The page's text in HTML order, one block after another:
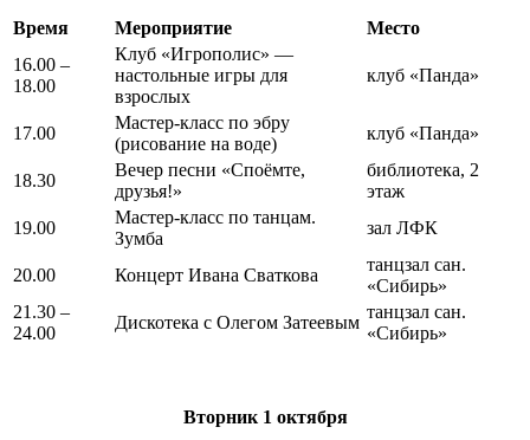
Время Мероприятие
Место
16.00 –
18.00
Клуб «Игрополис» —
настольные игры для
взрослых
клуб «Панда»
17.00
Мастер-класс по эбру
(рисование на воде)
клуб «Панда»
18.30
Вечер песни «Споёмте,
друзья!»
библиотека, 2
этаж
19.00
Мастер-класс по танцам.
Зумба
зал ЛФК
20.00 Концерт Ивана Сваткова
танцзал сан.
«Сибирь»
21.30 –
24.00
Дискотека с Олегом Затеевым
танцзал сан.
«Сибирь»
Вторник 1 октября